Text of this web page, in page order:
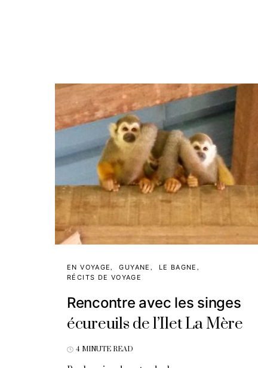
EN VOYAGE GUYANE
LE BAGNE
RÉCITS DE VOYAGE
Rencontre avec les singes
écureuils de l’Ilet La Mère
4 MINUTE READ